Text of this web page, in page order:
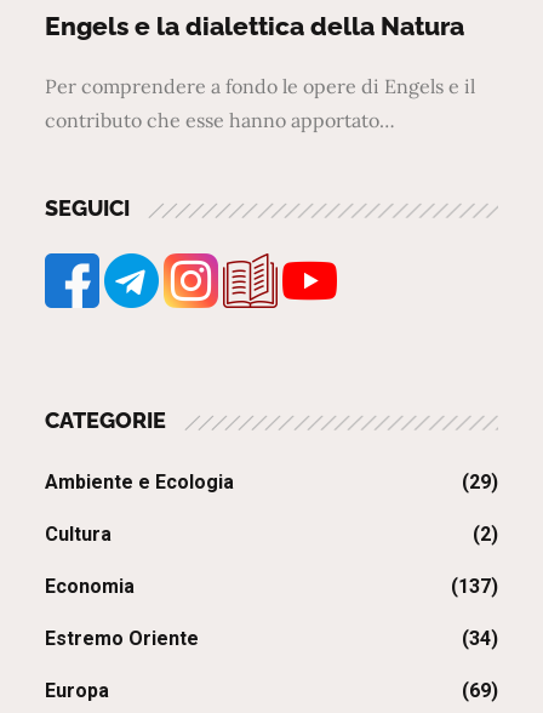
on
Engels e la dialettica della Natura
Per comprendere a fondo le opere di Engels e il
contributo che esse hanno apportato…
SEGUICI
CATEGORIE
Ambiente e Ecologia (29)
Cultura (2)
Economia (137)
Estremo Oriente (34)
Europa (69)